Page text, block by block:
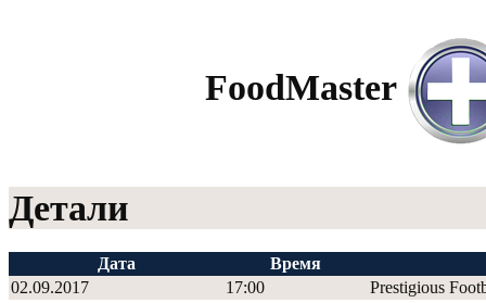
FoodMaster
Детали
Дата
Время
02.09.2017
17:00 Prestigious